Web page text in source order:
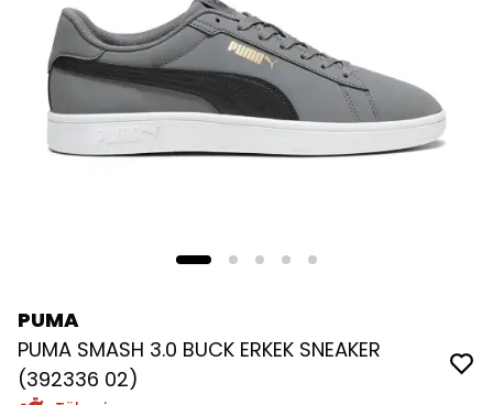
PUMA
PUMA SMASH 3.0 BUCK ERKEK SNEAKER
(392336 02)